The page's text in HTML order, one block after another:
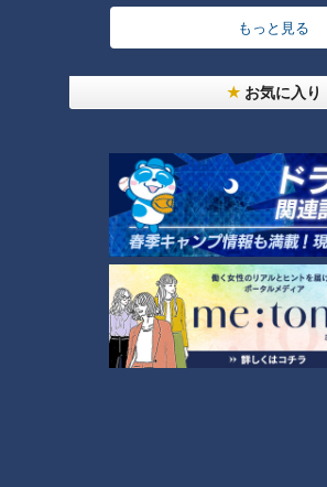
もっと見る
お気に入り
朝、九鬼町で見かけた自転車乗りの皆さ
「坂しかない。しかも、しんどい」との
友廣アナは、Xで視聴者さんからもらった
ススメの曽根町のお店「サカナノにしや
にしました。
お店は発見できましたが、残念ながら火
味 本気のアジフライ」と書かれたのぼり